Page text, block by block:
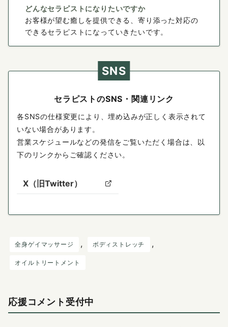
どんなセラピストになりたいですか
お客様が望む癒しを提供できる、寄り添った対応の
できるセラピストになっていきたいです。
SNS
セラピストのSNS・関連リンク
各SNSの仕様変更により、埋め込みが正しく表示されて
いない場合があります。
営業スケジュールなどの発信をご覧いただく場合は、以
下のリンクからご確認ください。
X（旧Twitter）
全身ゲイマッサージ , ボディストレッチ ,
オイルトリートメント
応援コメント受付中